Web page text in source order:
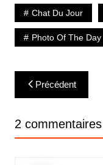
Chat Du Jour
Photo Of The Day
Navigation
de
l’article
Précédent
2 commentaires